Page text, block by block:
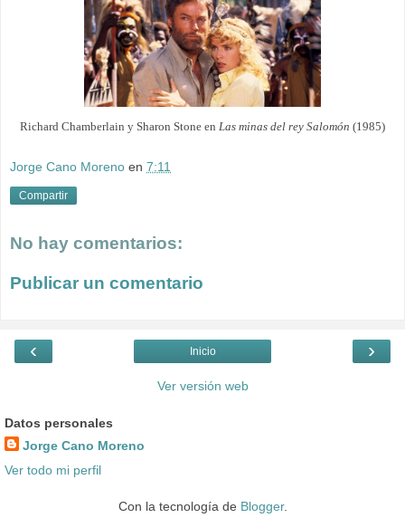
Richard Chamberlain y Sharon Stone en Las minas del rey Salomón (1985)
Jorge Cano Moreno en 7:11
Compartir
No hay comentarios:
Publicar un comentario
‹ ›
Inicio
Ver versión web
Datos personales
Jorge Cano Moreno
Ver todo mi perfil
Con la tecnología de Blogger.